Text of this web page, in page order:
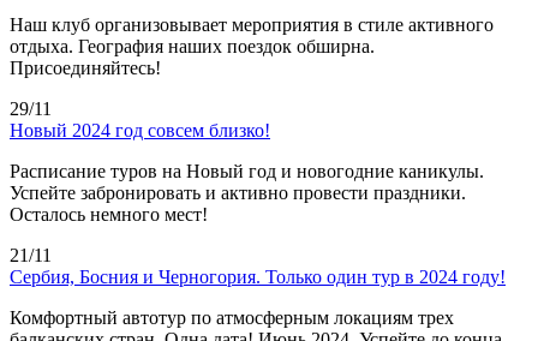
Наш клуб организовывает мероприятия в стиле активного
отдыха. География наших поездок обширна.
Присоединяйтесь!
29/11
Новый 2024 год совсем близко!
Расписание туров на Новый год и новогодние каникулы.
Успейте забронировать и активно провести праздники.
Осталось немного мест!
21/11
Сербия, Босния и Черногория. Только один тур в 2024 году!
Комфортный автотур по атмосферным локациям трех